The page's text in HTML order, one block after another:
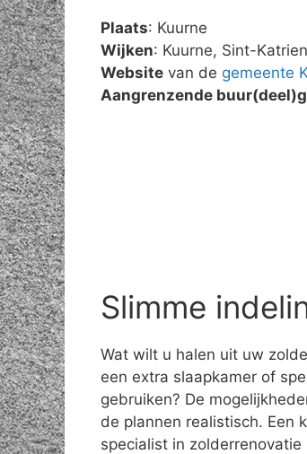
Plaats: Kuurne
Wijken: Kuurne, Sint-
Website van de gemeente
Aangrenzende
Slimme
Wat wilt u halen uit uw
een extra slaapkamer of
gebruiken? De
de plannen realistisch. Een
specialist in